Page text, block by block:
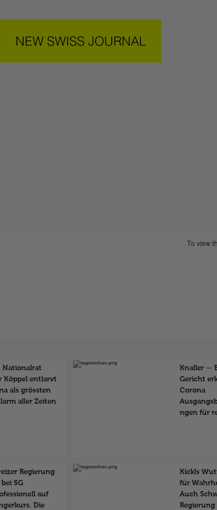
NEW SWISS JOURNAL
To view
Nationalrat
Köppel entlarvt
als grössten
aller Zeiten
Regierung
5G
auf
Die
Knaller —
Gericht
Corona
ngen für
Kickls
für
Auch